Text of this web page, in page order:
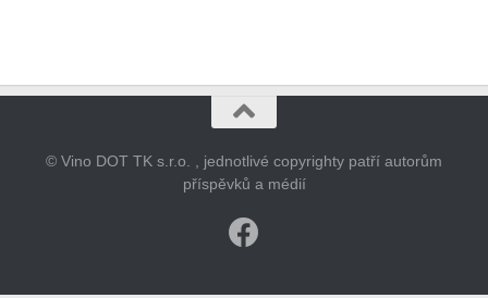
© Vino DOT TK s.r.o. , jednotlivé copyrighty patří autorům
příspěvků a médií